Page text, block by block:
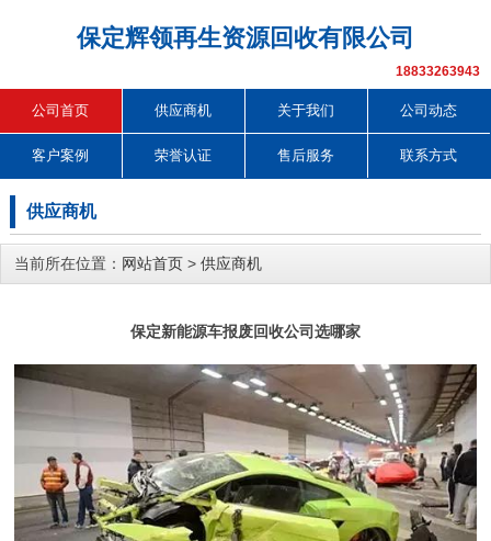
保定辉领再生资源回收有限公司
18833263943
公司首页 供应商机 关于我们 公司动态
客户案例 荣誉认证 售后服务 联系方式
供应商机
当前所在位置： 网站首页 > 供应商机
保定新能源车报废回收公司选哪家